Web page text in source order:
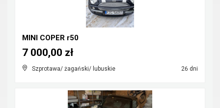
MINI COPER r50
Szprotawa/ żagański/ lubuskie 26 dni
7 000,00 zł